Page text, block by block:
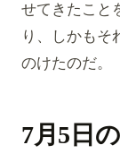
せてきたこと
り、しかもそ
のけたのだ。
7月5日